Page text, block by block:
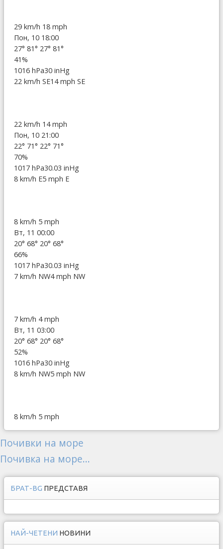
29 km/h 18 mph
Пон, 10 18:00
27° 81° 27° 81°
41%
1016 hPa30 inHg
22 km/h SE14 mph SE
22 km/h 14 mph
Пон, 10 21:00
22° 71° 22° 71°
70%
1017 hPa30.03 inHg
8 km/h E5 mph E
8 km/h 5 mph
Вт, 11 00:00
20° 68° 20° 68°
66%
1017 hPa30.03 inHg
7 km/h NW4 mph NW
7 km/h 4 mph
Вт, 11 03:00
20° 68° 20° 68°
52%
1016 hPa30 inHg
8 km/h NW5 mph NW
8 km/h 5 mph
Почивки на море
Почивка на море...
БРАТ-BG ПРЕДСТАВЯ
НАЙ-ЧЕТЕНИ НОВИНИ